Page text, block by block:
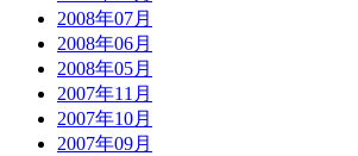
2008年07月
2008年06月
2008年05月
2007年11月
2007年10月
2007年09月